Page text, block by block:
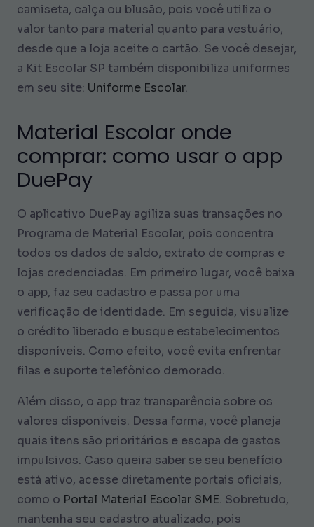
camiseta, calça ou blusão, pois você utiliza o
valor tanto para material quanto para vestuário,
desde que a loja aceite o cartão. Se você desejar,
a Kit Escolar SP também disponibiliza uniformes
em seu site: Uniforme Escolar.
Material Escolar onde
comprar: como usar o app
DuePay
O aplicativo DuePay agiliza suas transações no
Programa de Material Escolar, pois concentra
todos os dados de saldo, extrato de compras e
lojas credenciadas. Em primeiro lugar, você baixa
o app, faz seu cadastro e passa por uma
verificação de identidade. Em seguida, visualize
o crédito liberado e busque estabelecimentos
disponíveis. Como efeito, você evita enfrentar
filas e suporte telefônico demorado.
Além disso, o app traz transparência sobre os
valores disponíveis. Dessa forma, você planeja
quais itens são prioritários e escapa de gastos
impulsivos. Caso queira saber se seu benefício
está ativo, acesse diretamente portais oficiais,
como o Portal Material Escolar SME. Sobretudo,
mantenha seu cadastro atualizado, pois